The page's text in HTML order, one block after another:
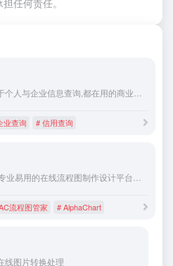
天眼查专注服务于个人与企业信息查询,都在用的商业查询平台,为您提供公司查询,工商信息查询,企业查询,工商查询,企业信用信息查询等相关信息,帮您快速了解企业信息,企业工商信息,企业信用信息等企业经营和人员投资状况,查询更多企业信息就到天眼查官网！
业查询 # 信用查询
AlphaChart免费专业易用的在线流程图制作设计平台，可为用户提供不同类型流程设计器，精选丰富实用不同风格的流程图模版，轻松上手，一键导出流程图。
流程图管家 # AlphaChart
图片转换处理